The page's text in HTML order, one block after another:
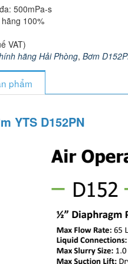
500mPa-s
100%
VAT)
hãng Hải Phòng, Bơm
phẩm
YTS D152PN